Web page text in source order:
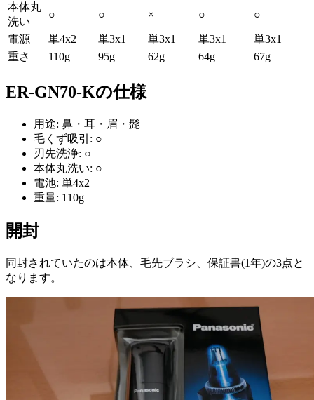
本体丸
洗い
○ ○ × ○ ○
電源 単4x2 単3x1 単3x1 単3x1
単3x1
重さ
110g 95g 62g 64g 67g
ER-GN70-Kの仕様
用途: 鼻・耳・眉・髭
毛くず吸引: ○
刃先洗浄: ○
本体丸洗い: ○
電池: 単4x2
重量: 110g
開封
同封されていたのは本体、毛先ブラシ、保証書(1年)の3点と
なります。